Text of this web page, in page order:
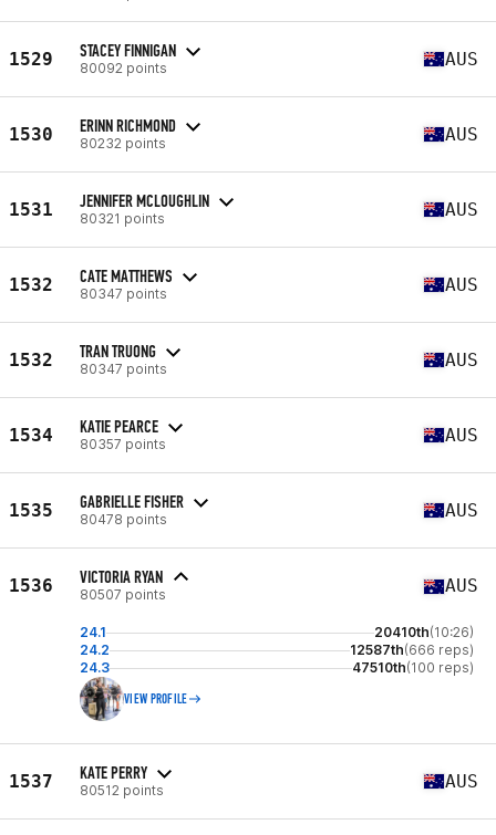
1529 STACEY FINNIGAN
80092 points AUS
1530 ERINN RICHMOND
80232 points AUS
1531 JENNIFER MCLOUGHLIN
80321 points AUS
1532 CATE MATTHEWS
80347 points AUS
1532 TRAN TRUONG
80347 points AUS
1534 KATIE PEARCE
80357 points AUS
1535 GABRIELLE FISHER
80478 points AUS
1536 VICTORIA RYAN
80507 points AUS
24.1 20410th(10:26)
24.2
12587th(666 reps)
24.3
47510th(100 reps)
VIEW PROFILE
1537 KATE PERRY
80512 points AUS